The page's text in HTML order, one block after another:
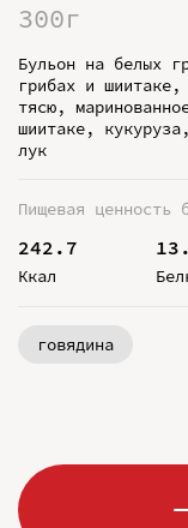
300г
Бульон на белых
грибах и шиитаке,
тясю,
шиитаке,
лук
Пищевая ценность
242.7
Ккал
говядина